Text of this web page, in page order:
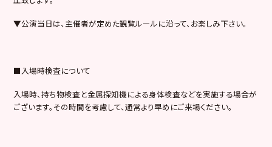
▼公演当日は、主催者が定めた観覧ルールに沿って、お楽しみ下さい。
■入場時検査について
入場時、持ち物検査と金属探知機による身体検査などを実施する場合が
ございます。その時間を考慮して、通常より早めにご来場ください。